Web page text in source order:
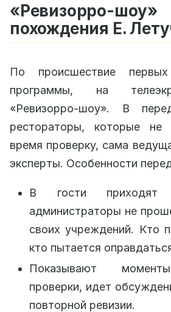
«Ревизорро-
похождения Е.
По происшествие
программы, на
«Ревизорро-шоу». В
рестораторы, которые
время проверку, сама
эксперты. Особенности
В гости приходят
администраторы не
своих учреждений. Кто
кто пытается
Показывают
проверки, идет
повторной ревизии.